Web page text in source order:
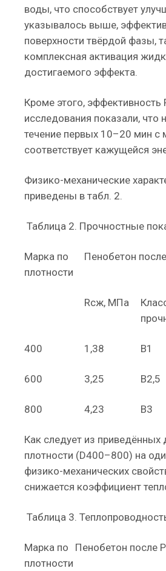
воды, что способствует
указывалось выше,
поверхности твёрдой фазы,
комплексная активация
достигаемого эффекта.
Кроме этого,
исследования показали,
течение первых 10–20 мин с
соответствует кажущейся
Физико-механические
приведены в табл. 2.
Таблица 2. Прочностные
Марка по
плотности
Пенобетон
Rсж, МПа
400 1,38 В1
600 3,25 В2,5
800 4,23 В3
Как следует из
плотности (D400–800) на
физико-механических
снижается коэффициент
Таблица 3.
Марка по
плотности
Пенобетон после